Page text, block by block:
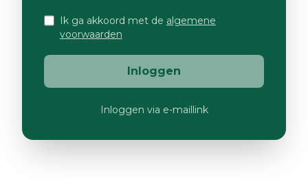
Ik ga akkoord met de algemene
voorwaarden
Inloggen
Inloggen via e-maillink